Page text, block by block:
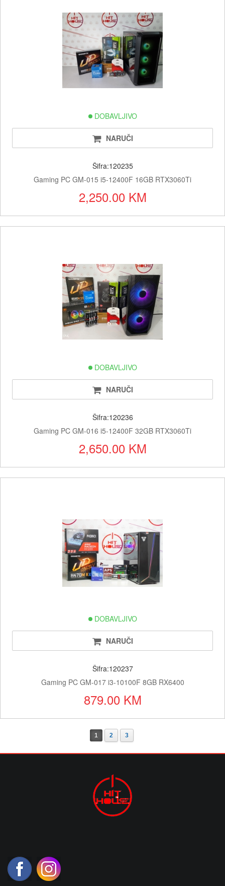
DOBAVLJIVO
NARUČI
Šifra:120235
Gaming PC GM-015 i5-12400F 16GB RTX3060Ti
2,250.00 KM
DOBAVLJIVO
NARUČI
Šifra:120236
Gaming PC GM-016 i5-12400F 32GB RTX3060Ti
2,650.00 KM
DOBAVLJIVO
NARUČI
Šifra:120237
Gaming PC GM-017 i3-10100F 8GB RX6400
879.00 KM
1 2 3